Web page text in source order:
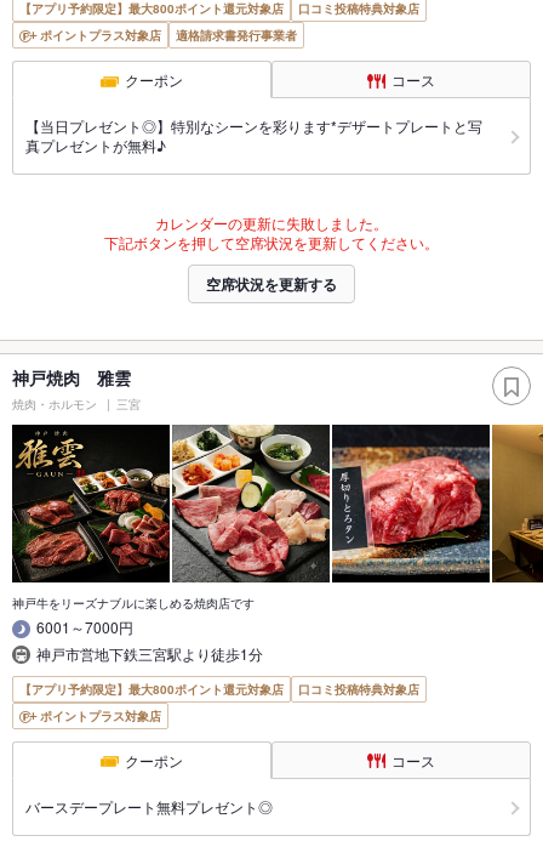
【アプリ予約限定】最大800ポイント還元対象店
口コミ投稿特典対象店
ポイントプラス対象店
適格請求書発行事業者
クーポン コース
【当日プレゼント◎】特別なシーンを彩ります*デザートプレートと写
真プレゼントが無料♪
カレンダーの更新に失敗しました。
下記ボタンを押して空席状況を更新してください。
空席状況を更新する
神戸焼肉 雅雲
焼肉・ホルモン 三宮
神戸牛をリーズナブルに楽しめる焼肉店です
6001～7000円
神戸市営地下鉄三宮駅より徒歩1分
【アプリ予約限定】最大800ポイント還元対象店
口コミ投稿特典対象店
ポイントプラス対象店
クーポン コース
バースデープレート無料プレゼント◎